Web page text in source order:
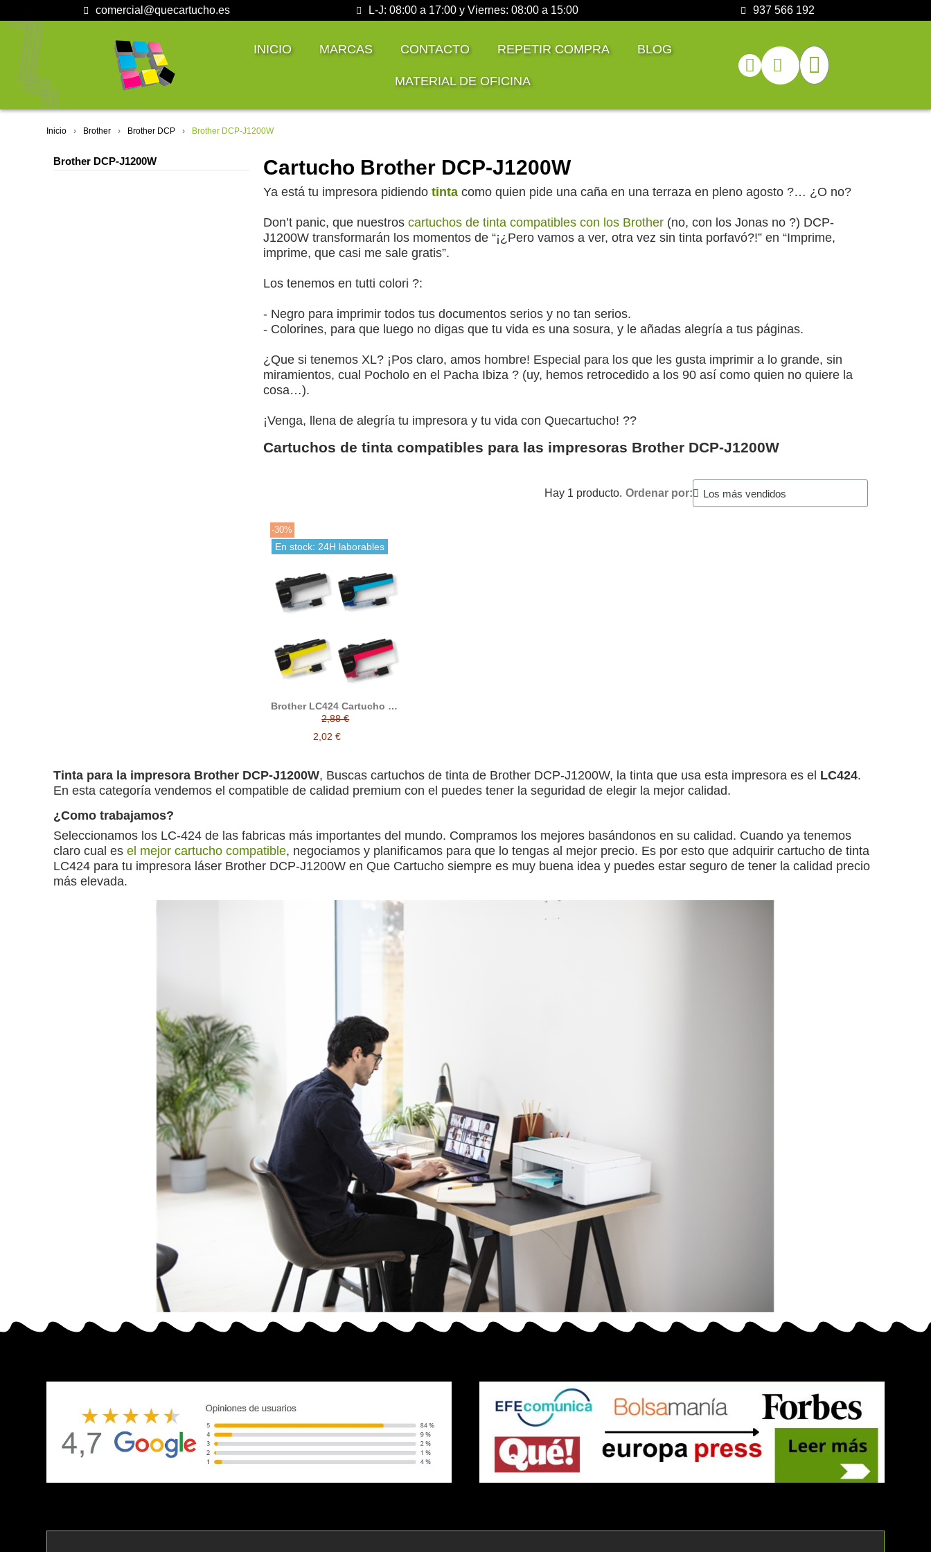
comercial@quecartucho.es L-J: 08:00 a 17:00 y Viernes: 08:00 a 15:00 937 566 192
INICIO MARCAS CONTACTO REPETIR COMPRA BLOG
MATERIAL DE OFICINA
Inicio Brother Brother DCP Brother DCP-J1200W
Brother DCP-J1200W Cartucho Brother DCP-J1200W
Ya está tu impresora pidiendo tintacomo quien pide una caña en una terraza en pleno agosto ?… ¿O no?
Don’t panic, que nuestros cartuchos de tinta compatibles con los Brother (no, con los Jonas no ?) DCP-
J1200W transformarán los momentos de “¡¿Pero vamos a ver, otra vez sin tinta porfavó?!” en “Imprime,
imprime, que casi me sale gratis”.
Los tenemos en tutti colori ?:
- Negro para imprimir todos tus documentos serios y no tan serios.
- Colorines, para que luego no digas que tu vida es una sosura, y le añadas alegría a tus páginas.
¿Que si tenemos XL? ¡Pos claro, amos hombre! Especial para los que les gusta imprimir a lo grande, sin
miramientos, cual Pocholo en el Pacha Ibiza ? (uy, hemos retrocedido a los 90 así como quien no quiere la
cosa…).
¡Venga, llena de alegría tu impresora y tu vida con Quecartucho! ?️?
Cartuchos de tinta compatibles para las impresoras Brother DCP-J1200W
Hay 1 producto. Ordenar por:
-30%
En stock: 24H laborables
Brother LC424 Cartucho de
tinta compatible
2,88 €
2,02 €
Tinta para la impresora Brother DCP-J1200W, Buscas cartuchos de tinta de Brother DCP-J1200W, la tinta que usa esta impresora es el LC424.
En esta categoría vendemos el compatible de calidad premium con el puedes tener la seguridad de elegir la mejor calidad.
¿Como trabajamos?
Seleccionamos los LC-424 de las fabricas más importantes del mundo. Compramos los mejores basándonos en su calidad. Cuando ya tenemos
claro cual es el mejor cartucho compatible, negociamos y planificamos para que lo tengas al mejor precio. Es por esto que adquirir cartucho de tinta
LC424 para tu impresora láser Brother DCP-J1200W en Que Cartucho siempre es muy buena idea y puedes estar seguro de tener la calidad precio
más elevada.